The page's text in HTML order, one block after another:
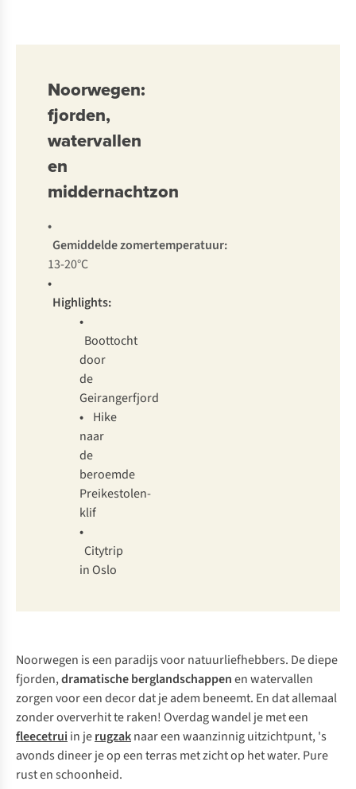
Noorwegen:
fjorden,
watervallen
en
middernachtzon
•
Gemiddelde zomertemperatuur:
13-20°C
•
Highlights:
•
Boottocht
door
de
Geirangerfjord
• Hike
naar
de
beroemde
Preikestolen-
klif
•
Citytrip
in Oslo
Noorwegen is een paradijs voor natuurliefhebbers. De diepe
fjorden,dramatische berglandschappenen watervallen
zorgen voor een decor dat je adem beneemt. En dat allemaal
zonder oververhit te raken! Overdag wandel je met een
fleecetrui in jerugzaknaar een waanzinnig uitzichtpunt, 's
avonds dineer je op een terras met zicht op het water. Pure
rust en schoonheid.